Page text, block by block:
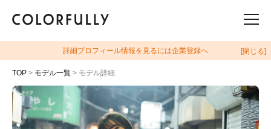
詳細プロフィール情報を見るには企業登録へ [閉じる]
TOP > モデル一覧 > モデル詳細